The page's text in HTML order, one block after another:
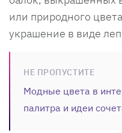
или природного
украшение в виде
НЕ ПРОПУСТИТЕ
Модные цвета в
палитра и идеи